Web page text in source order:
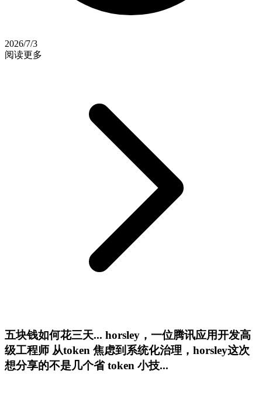
2026/7/3
阅读更多
五块钱如何花三天... horsley，一位腾讯应用开发高
级工程师 从token 焦虑到系统化治理，horsley这次
想分享的不是几个省 token 小技...